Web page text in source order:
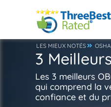
LES MIEUX NOTÉS
3
Les 3 meilleurs
qui comprend la
confiance et du